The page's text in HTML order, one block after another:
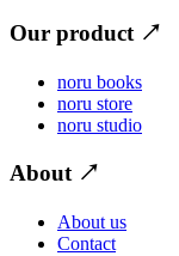
Our product ↗
noru books
noru store
noru studio
About ↗
About us
Contact